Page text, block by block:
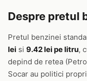
Despre pretul
Pretul benzinei
lei si 9.42 lei pe litru,
depind de retea
Socar au politici